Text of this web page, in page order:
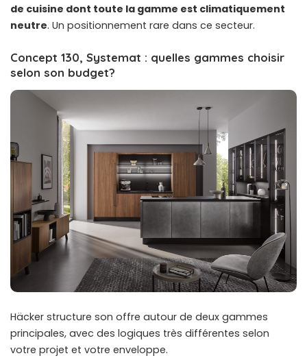
de cuisine dont toute la gamme est climatiquement
neutre. Un positionnement rare dans ce secteur.
Concept 130, Systemat : quelles gammes choisir
selon son budget?
Häcker structure son offre autour de deux gammes
principales, avec des logiques très différentes selon
votre projet et votre enveloppe.